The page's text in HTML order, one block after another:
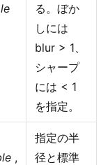
る。ぼか
しには
blur > 1、
シャープ
には < 1
を指定。
,
指定の半
径と標準